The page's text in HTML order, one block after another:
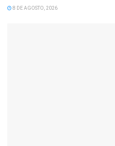
8 DE AGOSTO, 2026